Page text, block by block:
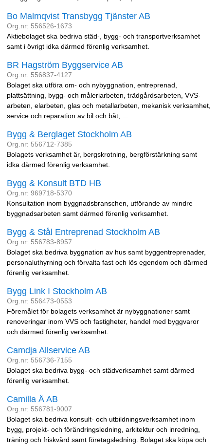
Bo Malmqvist Transbygg Tjänster AB
Org.nr: 556526-1673
Aktiebolaget ska bedriva städ-, bygg- och transportverksamhet
samt i övrigt idka därmed förenlig verksamhet.
BR Hagström Byggservice AB
Org.nr: 556837-4127
Bolaget ska utföra om- och nybyggnation, entreprenad,
plattsättning, bygg- och måleriarbeten, trädgårdsarbeten, VVS-
arbeten, elarbeten, glas och metallarbeten, mekanisk verksamhet,
service och reparation av bil och båt, ...
Bygg & Berglaget Stockholm AB
Org.nr: 556712-7385
Bolagets verksamhet är, bergskrotning, bergförstärkning samt
idka därmed förenlig verksamhet.
Bygg & Konsult BTD HB
Org.nr: 969718-5370
Konsultation inom byggnadsbranschen, utförande av mindre
byggnadsarbeten samt därmed förenlig verksamhet.
Bygg & Stål Entreprenad Stockholm AB
Org.nr: 556783-8957
Bolaget ska bedriva byggnation av hus samt byggentreprenader,
personaluthyrning och förvalta fast och lös egendom och därmed
förenlig verksamhet.
Bygg Link I Stockholm AB
Org.nr: 556473-0553
Föremålet för bolagets verksamhet är nybyggnationer samt
renoveringar inom VVS och fastigheter, handel med byggvaror
och därmed förenlig verksamhet.
Camdja Allservice AB
Org.nr: 556736-7155
Bolaget ska bedriva bygg- och städverksamhet samt därmed
förenlig verksamhet.
Camilla Å AB
Org.nr: 556781-9007
Bolaget ska bedriva konsult- och utbildningsverksamhet inom
bygg, projekt- och förändringsledning, arkitektur och inredning,
träning och friskvård samt företagsledning. Bolaget ska köpa och